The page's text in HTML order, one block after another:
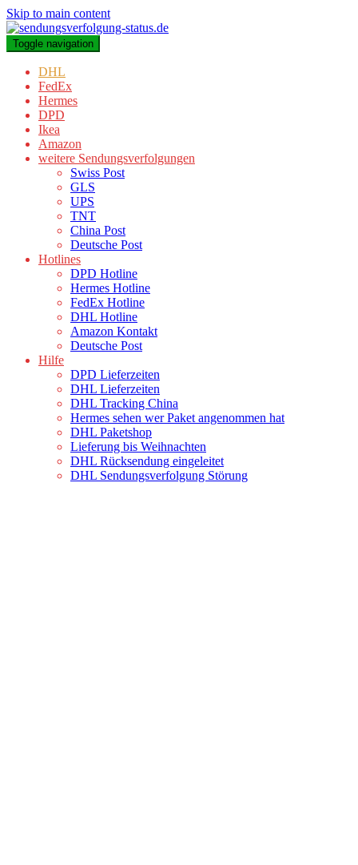
Skip to main content
Toggle navigation
DHL
FedEx
Hermes
DPD
Ikea
Amazon
weitere Sendungsverfolgungen
Swiss Post
GLS
UPS
TNT
China Post
Deutsche Post
Hotlines
DPD Hotline
Hermes Hotline
FedEx Hotline
DHL Hotline
Amazon Kontakt
Deutsche Post
Hilfe
DPD Lieferzeiten
DHL Lieferzeiten
DHL Tracking China
Hermes sehen wer Paket angenommen hat
DHL Paketshop
Lieferung bis Weihnachten
DHL Rücksendung eingeleitet
DHL Sendungsverfolgung Störung